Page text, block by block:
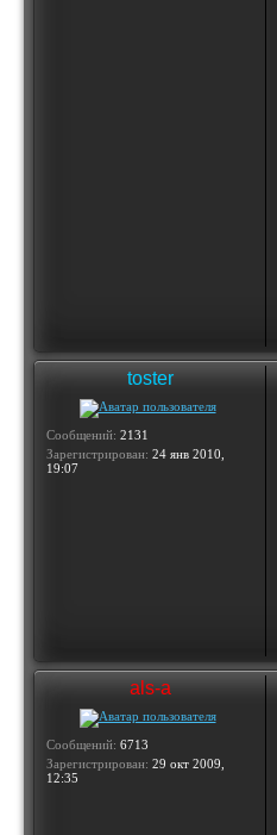
toster
Сообщений: 2131
Зарегистрирован: 24 янв 2010,
19:07
als-a
Сообщений: 6713
Зарегистрирован: 29 окт 2009,
12:35